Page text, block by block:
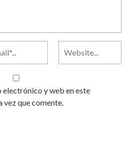
y web en este
vez que comente.